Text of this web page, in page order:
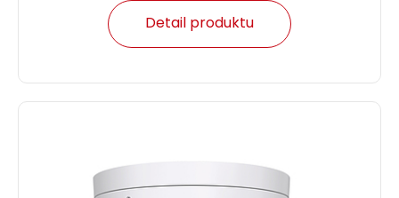
Detail produktu